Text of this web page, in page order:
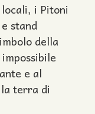
i Pitoni
stand
della
e al
terra di